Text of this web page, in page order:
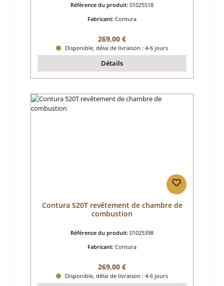
Référence du produit: 01025518
Fabricant: Contura
Prix régulier :
269,00 €
Disponible, délai de livraison : 4-6 jours
Détails
Contura 520T revêtement de chambre de
combustion
Référence du produit: 01025398
Fabricant: Contura
Prix régulier :
269,00 €
Disponible, délai de livraison : 4-6 jours